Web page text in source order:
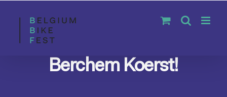
Berchem Koerst!